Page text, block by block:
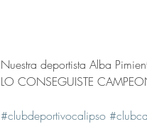
Nuestra deportista Alba
LO CONSEGUISTE
#clubdeportivocalipso